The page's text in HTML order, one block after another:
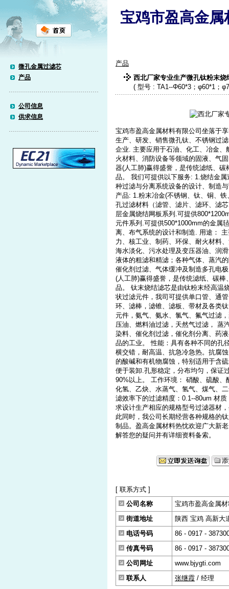
微孔金属过滤芯
产品
公司信息
供求信息
宝鸡市盈高金
产品
西北厂家专业生产微孔钛粉末烧
( 型号 : TA1--Φ60*3；φ60*1；
宝鸡市盈高金属材料有限公司坐落于
生产、研发、销售微孔钛、不锈钢过
企业. 主要应用于石油、化工、冶金
火材料、消防设备等领域的固液、气
器(人工肺)赢得盛誉，是传统滤纸、
品。 我们可提供以下服务: 1.烧结金
种过滤与分离系统设备的设计、制造
产品: 1.粉末冶金(不锈钢、钛、铜、
孔过滤材料（滤管、滤片、滤环、滤
层金属烧结网板系列.可提供
元件系列.可提供500*1000mm的金属
离、布气系统的设计和制造. 用途：
力、核工业、制药、环保、耐火材料
海水淡化、污水处理及变压器油、润
液体的粗滤和精滤；各种气体、蒸汽
催化剂过滤、气体缓冲及制造多孔电
(人工肺)赢得盛誉，是传统滤纸、碳
品。 钛末烧结滤芯是由钛粉末经高温
状过滤元件，我司可提供单口管、通
环、滤棒，滤锥、滤板、带材及各类
元件，氨气、氨水、氯气、氟气过滤
压油、燃料油过滤，天然气过滤， 蒸
染料、催化剂过滤，催化剂分离、药
品的工业。 性能：具有各种不同的
横交错，耐高温、抗急冷急热。抗腐
的酸碱和有机物腐蚀，特别适用于含
便于装卸.孔形稳定，分布均匀，保证
90%以上。 工作环境： 硝酸、硫酸
化氢、乙炔、水蒸气、氢气、煤气、
滤效率下的过滤精度：0.1--80um 材
求设计生产相应的规格型号过滤器材
此同时，我公司长期经营各种规格的
制品。盈高金属材料热忱欢迎广大新
解答您的疑问并有详细资料备索。
[ 联系方式 ]
公司名称
宝鸡市盈高金属
街道地址
陕西 宝鸡 高新大
电话号码
86 - 0917 -
传真号码
86 - 0917 -
公司网址
www.bjygti.com
联系人
张继霞 / 经理